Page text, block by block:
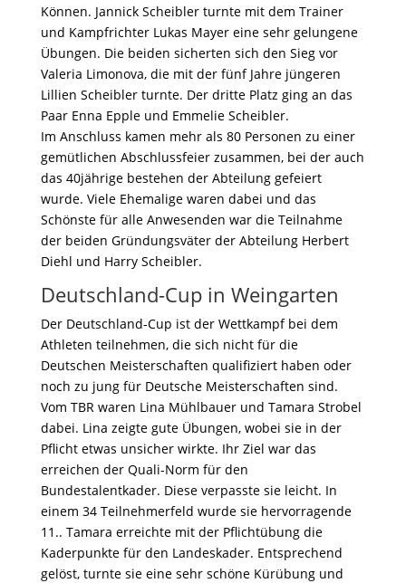
Können. Jannick Scheibler turnte mit dem Trainer
und Kampfrichter Lukas Mayer eine sehr gelungene
Übungen. Die beiden sicherten sich den Sieg vor
Valeria Limonova, die mit der fünf Jahre jüngeren
Lillien Scheibler turnte. Der dritte Platz ging an das
Paar Enna Epple und Emmelie Scheibler.
Im Anschluss kamen mehr als 80 Personen zu einer
gemütlichen Abschlussfeier zusammen, bei der auch
das 40jährige bestehen der Abteilung gefeiert
wurde. Viele Ehemalige waren dabei und das
Schönste für alle Anwesenden war die Teilnahme
der beiden Gründungsväter der Abteilung Herbert
Diehl und Harry Scheibler.
Deutschland-Cup in Weingarten
Der Deutschland-Cup ist der Wettkampf bei dem
Athleten teilnehmen, die sich nicht für die
Deutschen Meisterschaften qualifiziert haben oder
noch zu jung für Deutsche Meisterschaften sind.
Vom TBR waren Lina Mühlbauer und Tamara Strobel
dabei. Lina zeigte gute Übungen, wobei sie in der
Pflicht etwas unsicher wirkte. Ihr Ziel war das
erreichen der Quali-Norm für den
Bundestalentkader. Diese verpasste sie leicht. In
einem 34 Teilnehmerfeld wurde sie hervorragende
11.. Tamara erreichte mit der Pflichtübung die
Kaderpunkte für den Landeskader. Entsprechend
gelöst, turnte sie eine sehr schöne Kürübung und